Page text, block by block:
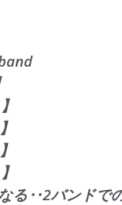
る‥2バンドで